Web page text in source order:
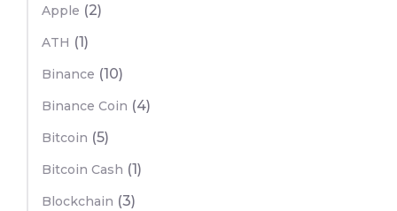
Apple (2)
ATH (1)
Binance (10)
Binance Coin (4)
Bitcoin (5)
Bitcoin Cash (1)
Blockchain (3)